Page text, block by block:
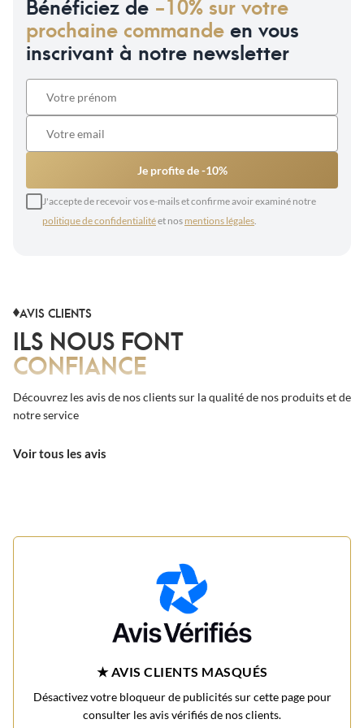
prochaine commandeen vous
inscrivant à notre newsletter
Je profite de -10%
J'accepte de recevoir vos e-mails et confirme avoir examiné notre
politique de confidentialitéet nos mentions légales.
AVIS CLIENTS
ILS NOUS FONT
CONFIANCE
Découvrez les avis de nos clients sur la qualité de nos produits et de
notre service
Voir tous les avis
★ AVIS CLIENTS MASQUÉS
Désactivez votre bloqueur de publicités sur cette page pour
consulter les avis vérifiés de nos clients.